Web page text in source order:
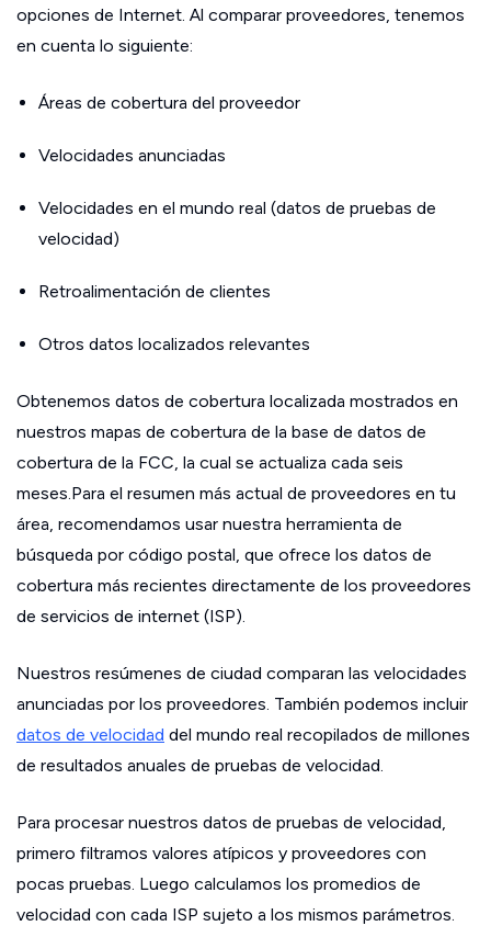
opciones de Internet. Al comparar proveedores, tenemos
en cuenta lo siguiente:
Áreas de cobertura del proveedor
Velocidades anunciadas
Velocidades en el mundo real (datos de pruebas de
velocidad)
Retroalimentación de clientes
Otros datos localizados relevantes
Obtenemos datos de cobertura localizada mostrados en
nuestros mapas de cobertura de la base de datos de
cobertura de la FCC, la cual se actualiza cada seis
meses.Para el resumen más actual de proveedores en tu
área, recomendamos usar nuestra herramienta de
búsqueda por código postal, que ofrece los datos de
cobertura más recientes directamente de los proveedores
de servicios de internet (ISP).
Nuestros resúmenes de ciudad comparan las velocidades
anunciadas por los proveedores. También podemos incluir
datos de velocidad del mundo real recopilados de millones
de resultados anuales de pruebas de velocidad.
Para procesar nuestros datos de pruebas de velocidad,
primero filtramos valores atípicos y proveedores con
pocas pruebas. Luego calculamos los promedios de
velocidad con cada ISP sujeto a los mismos parámetros.